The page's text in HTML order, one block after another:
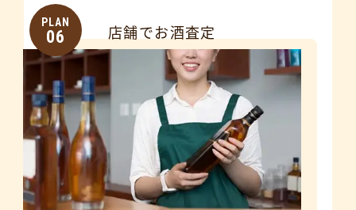
PLAN
06 店舗でお酒査定